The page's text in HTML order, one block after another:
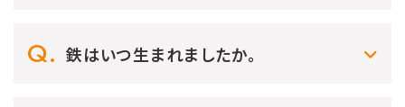
鉄はいつ生まれましたか。